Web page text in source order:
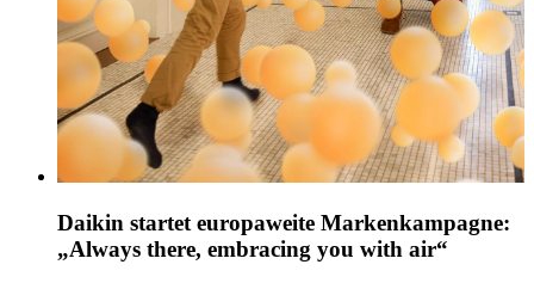
Daikin startet europaweite Marken­kampagne:
„Always there, embracing you with air“